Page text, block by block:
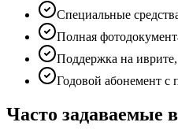
Специальные
Полная
Поддержка на
Годовой абонемент с
Часто задаваемые